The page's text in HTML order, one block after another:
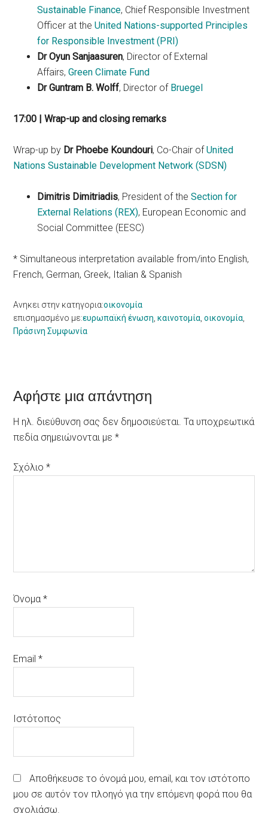
Sustainable Finance, Chief Responsible Investment
Officer at theUnited Nations-supported Principles
for Responsible Investment (PRI)
Dr Oyun Sanjaasuren, Director of External
Affairs,Green Climate Fund
Dr Guntram B. Wolff, Director of Bruegel
17:00 | Wrap-up and closing remarks
Wrap-up by Dr Phoebe Koundouri, Co-Chair ofUnited
Nations Sustainable Development Network (SDSN)
Dimitris Dimitriadis, President of theSection for
External Relations (REX), European Economic and
Social Committee (EESC)
* Simultaneous interpretation available from/into English,
French, German, Greek, Italian & Spanish
Ανηκει στην κατηγορια:οικονομία
επισημασμένο με:ευρωπαϊκή ένωση ,καινοτομία ,οικονομία
Πράσινη Συμφωνία
Reader
Interactions
Αφήστε μια απάντηση
Η ηλ. διεύθυνση σας δεν δημοσιεύεται. Τα υποχρεωτικά
πεδία σημειώνονται με*
Σχόλιο*
Όνομα*
Email*
Ιστότοπος
Αποθήκευσε το όνομά μου, email, και τον ιστότοπο
μου σε αυτόν τον πλοηγό για την επόμενη φορά που θα
σχολιάσω.